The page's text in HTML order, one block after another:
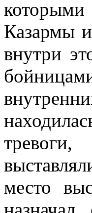
Казармы
внутри
место